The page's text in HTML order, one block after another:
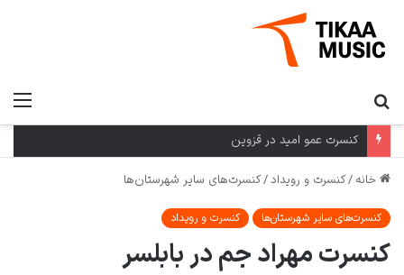
کنسرت عمو امید در قزوین
خانه /کنسرت و رویداد/کنسرت‌های سایر شهرستان‌ها
کنسرت‌های سایر شهرستان‌ها کنسرت و رویداد
کنسرت مهراد جم در بابلسر